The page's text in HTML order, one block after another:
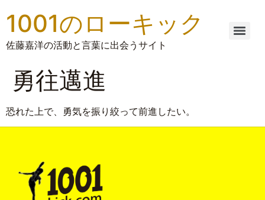
1001のローキック
佐藤嘉洋の活動と言葉に出会うサイト
勇往邁進
恐れた上で、勇気を振り絞って前進したい。